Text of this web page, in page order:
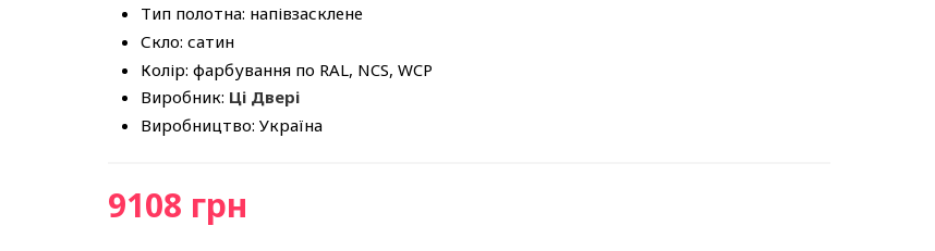
Тип полотна: напівзасклене
Скло: сатин
Колір: фарбування по RAL, NCS, WCP
Виробник: Ці Двері
Виробництво: Україна
9108 грн